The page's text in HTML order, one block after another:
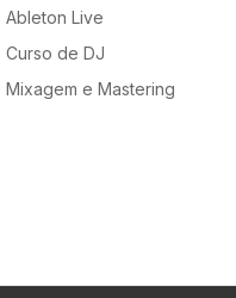
Ableton Live
Curso de DJ
Mixagem e Mastering